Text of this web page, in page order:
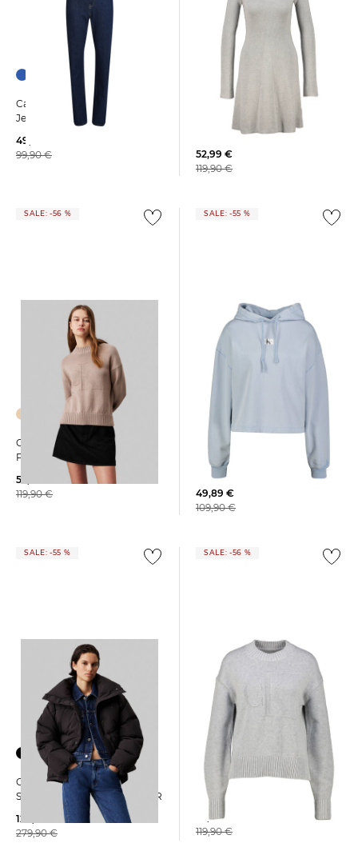
Calvin Klein Jeans | Damen
Jeans HIGH RISE STRAIGHT
49,99 €
99,90 €
Calvin Klein Jeans | Damen
Strickkleid CK INTARSIA
SWEATER DRESS
52,99 €
119,90 €
SALE: -56 %
Calvin Klein Jeans | Damen
Pullover INTARSIA
52,99 €
119,90 €
SALE: -55 %
Calvin Klein Jeans | Damen
Hoodie WASHED WOVEN
LABEL HOODIE
49,89 €
109,90 €
SALE: -55 %
Calvin Klein Jeans | Damen
Steppjacke RELAXED PUFFER
124,99 €
279,90 €
SALE: -56 %
Calvin Klein Jeans | Damen
Pullover INTARSIA
52,99 €
119,90 €